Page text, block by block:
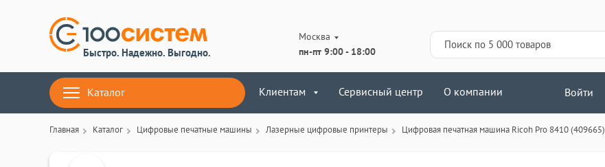
Быстро. Надежно. Выгодно.
Москва
пн-пт 9:00 - 18:00
Каталог Клиентам Сервисный центр О компании Войти
Главная Каталог Цифровые печатные машины Лазерные цифровые принтеры Цифровая печатная машина Ricoh Pro 8410 (409665)